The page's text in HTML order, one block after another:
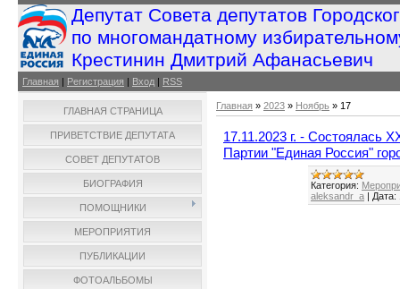
Депутат Совета депутатов
по многомандатному
Крестинин Дмитрий Афанасьевич
Главная | Регистрация | Вход | RSS
ГЛАВНАЯ СТРАНИЦА
ПРИВЕТСТВИЕ ДЕПУТАТА
СОВЕТ ДЕПУТАТОВ
БИОГРАФИЯ
ПОМОЩНИКИ
МЕРОПРИЯТИЯ
ПУБЛИКАЦИИ
ФОТОАЛЬБОМЫ
Главная » 2023 » Ноябрь » 17
17.11.2023 г. - Состоялась
Партии "Единая Россия"
Категория:
aleksandr_a | Дата: